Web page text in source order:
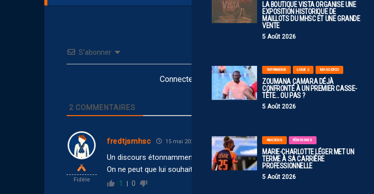
LA BOUTIQUE VISTA ORGANISE UNE
EXPOSITION HISTORIQUE DE
MAILLOTS DU MHSC ET UNE GRANDE
VENTE
5 Août 2026
INFIRMERIE LIGUE 2 MHSC-DFCO
ZOUMANA CAMARA DÉJÀ
CONFRONTÉ À UN PREMIER CASSE-
TÊTE… OU PAS ?
5 Août 2026
ANCIENS FÉMININES
MARIE-CHARLOTTE LÉGER MET UN
TERME À SA CARRIÈRE
PROFESSIONNELLE
5 Août 2026
S’abonner
Connectez-vous pour poster un commentaire
2 COMMENTAIRES
Fidèle
fredtjsmhsc 15 mai 2026 10:21
Un discours étonnamment fort pour un jeune.
On ne peut que lui souhaiter le meilleur ensuite
1 0